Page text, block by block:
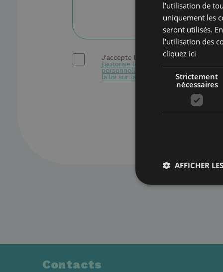
j'accepte la politique de
j'autorise le traitement de mes
personnelles dans les limites établies
la loi sur la confidentialité.
Contacts
l'utilisation de
uniquement les
seront utilisés.
l'utilisation des
cliquez ici
Strictement
nécessaires
AFFICHER
Nom